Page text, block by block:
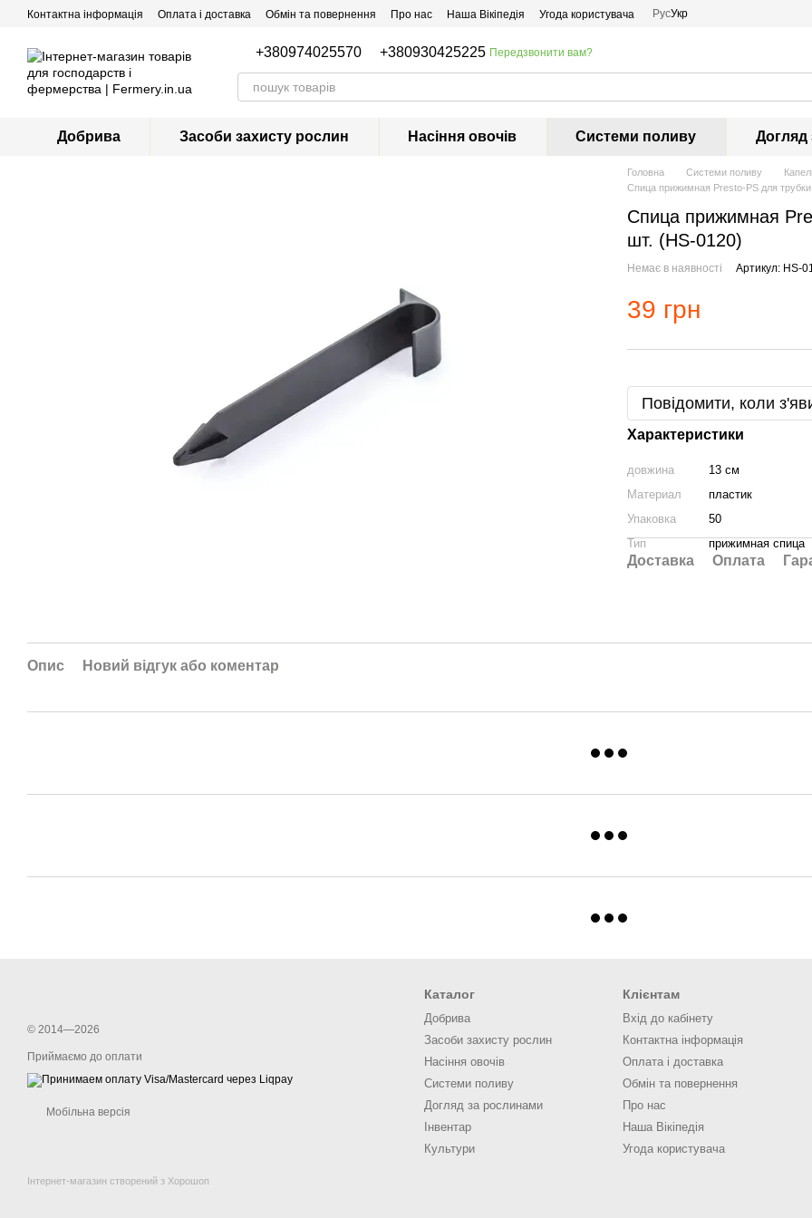
Перейти до основного контенту
Контактна інформація Оплата і доставка Обмін та повернення Про нас Наша Вікіпедія Угода користувача РусУкр
+380974025570 +380930425225 Передзвонити вам?
Добрива Засоби захисту рослин Насіння овочів Системи поливу Догляд
Головна Системи поливу
Спица прижимная Presto-PS для
Спица прижимная
шт. (HS-0120)
Немає в наявності Артикул: HS-
39 грн
Повідомити, коли
Характеристики
довжина
13 см
Материал
пластик
Упаковка
50
Тип
прижимная спица
Доставка Оплата
Опис Новий відгук або коментар
© 2014—2026
Приймаємо до оплати
Мобільна версія
Інтернет-магазин створений з Хорошоп
Каталог
Добрива
Засоби захисту рослин
Насіння овочів
Системи поливу
Догляд за рослинами
Інвентар
Культури
Клієнтам
Вхід до кабінету
Контактна інформація
Оплата і доставка
Обмін та повернення
Про нас
Наша Вікіпедія
Угода користувача